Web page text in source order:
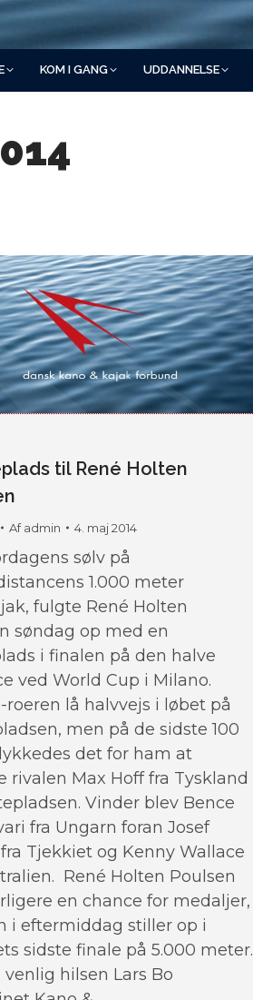
KOM I GANG UDDANNELSE
til René Holten
Afadmin 4. maj 2014
sølv på
1.000 meter
fulgte René Holten
søndag op med en
i finalen på den halve
ved World Cup i Milano.
roeren lå halvvejs i løbet på
men på de sidste 100
det for ham at
rivalen Max Hoff fra Tyskland
Vinder blev Bence
fra Ungarn foran Josef
Tjekkiet og Kenny Wallace
René Holten Poulsen
en chance for medaljer,
i eftermiddag stiller op i
sidste finale på 5.000 meter.
hilsen Lars Bo